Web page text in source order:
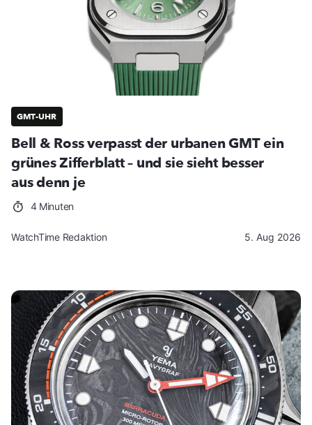
GMT-UHR
Bell & Ross verpasst der urbanen GMT ein
grünes Zifferblatt – und sie sieht besser
aus denn je
4 Minuten
WatchTime Redaktion 5. Aug 2026